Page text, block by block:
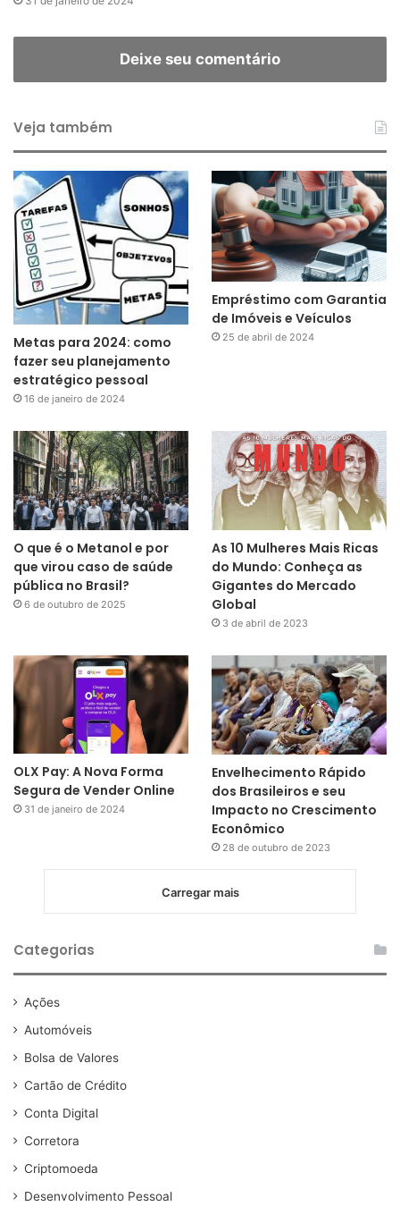
Deixe seu comentário
Veja também
Metas para 2024: como
fazer seu planejamento
estratégico pessoal
16 de janeiro de 2024
Empréstimo com Garantia
de Imóveis e Veículos
25 de abril de 2024
O que é o Metanol e por
que virou caso de saúde
pública no Brasil?
6 de outubro de 2025
As 10 Mulheres Mais Ricas
do Mundo: Conheça as
Gigantes do Mercado
Global
3 de abril de 2023
OLX Pay: A Nova Forma
Segura de Vender Online
31 de janeiro de 2024
Envelhecimento Rápido
dos Brasileiros e seu
Impacto no Crescimento
Econômico
28 de outubro de 2023
Carregar mais
Categorias
Ações
Automóveis
Bolsa de Valores
Cartão de Crédito
Conta Digital
Corretora
Criptomoeda
Desenvolvimento Pessoal